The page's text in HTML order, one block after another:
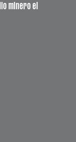
minero el